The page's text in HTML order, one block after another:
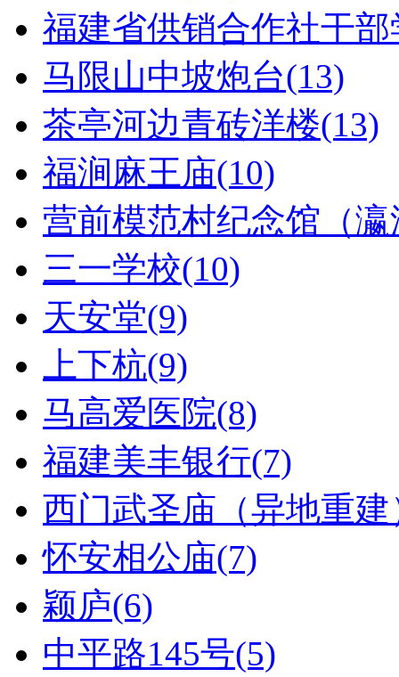
福建省供销合作社干
马限山中坡炮台(13)
茶亭河边青砖洋楼(13)
福涧麻王庙(10)
营前模范村纪念馆（
三一学校(10)
天安堂(9)
上下杭(9)
马高爱医院(8)
福建美丰银行(7)
西门武圣庙（异地重建
怀安相公庙(7)
颖庐(6)
中平路145号(5)